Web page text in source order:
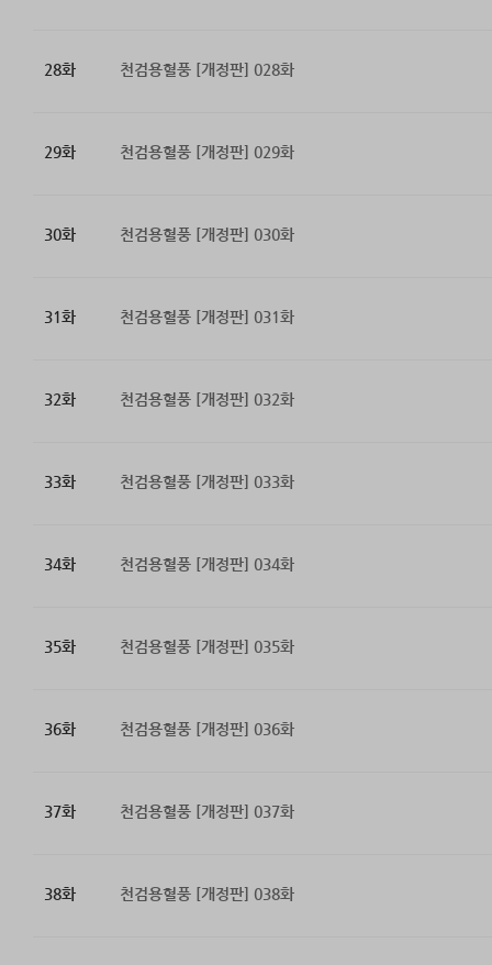
28화 천검용혈풍 [개정판] 028화
29화 천검용혈풍 [개정판] 029화
30화 천검용혈풍 [개정판] 030화
31화 천검용혈풍 [개정판] 031화
32화 천검용혈풍 [개정판] 032화
33화 천검용혈풍 [개정판] 033화
34화 천검용혈풍 [개정판] 034화
35화 천검용혈풍 [개정판] 035화
36화 천검용혈풍 [개정판] 036화
37화 천검용혈풍 [개정판] 037화
38화 천검용혈풍 [개정판] 038화